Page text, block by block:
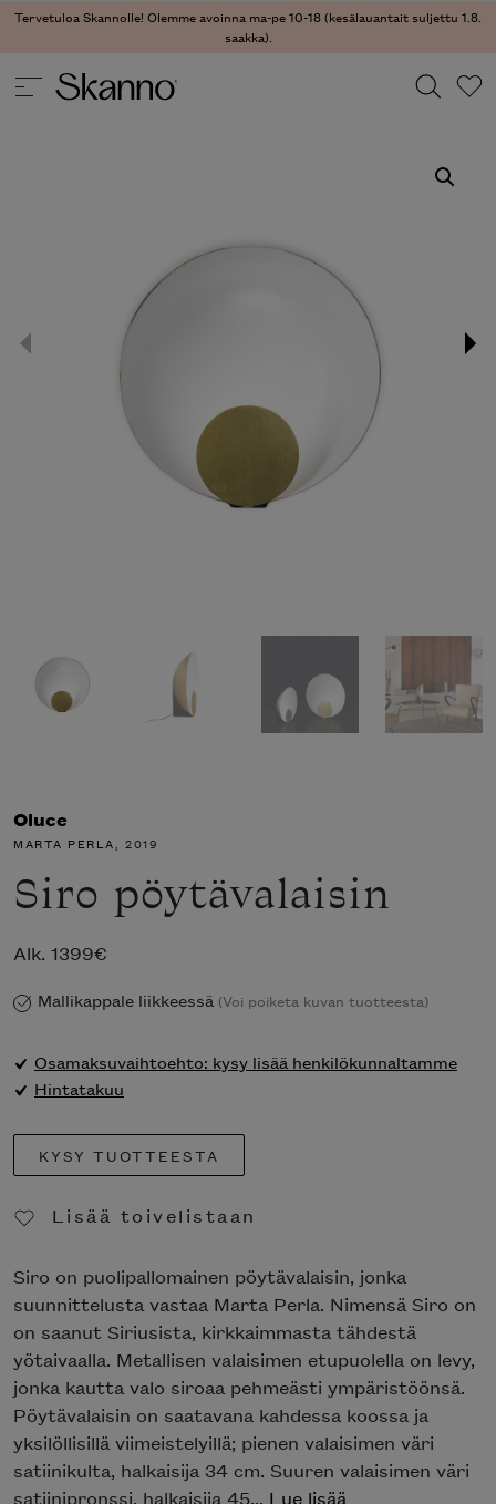
Tervetuloa Skannolle! Olemme avoinna ma-pe 10-18 (kesälauantait suljettu 1.8.
saakka).
Oluce
MARTA PERLA, 2019
Siro pöytävalaisin
Alk. 1399€
Mallikappale liikkeessä (Voi poiketa kuvan tuotteesta)
Osamaksuvaihtoehto: kysy lisää henkilökunnaltamme
Hintatakuu
KYSY TUOTTEESTA
Lisää toivelistaan
Siro on puolipallomainen pöytävalaisin, jonka
suunnittelusta vastaa Marta Perla. Nimensä Siro on
on saanut Siriusista, kirkkaimmasta tähdestä
yötaivaalla. Metallisen valaisimen etupuolella on levy,
jonka kautta valo siroaa pehmeästi ympäristöönsä.
Pöytävalaisin on saatavana kahdessa koossa ja
yksilöllisillä viimeistelyillä; pienen valaisimen väri
satiinikulta, halkaisija 34 cm. Suuren valaisimen väri
satiinipronssi, halkaisija 45... Lue lisää